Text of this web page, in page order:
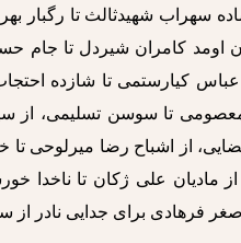
سهراب شهیدثالث تا رگبار
اومد کامران شیردل تا جام
کیارستمی تا شازده
معصومی تا سوسن تسلیمی، از
از اشباح رضا
از مادیان علی ژکان تا ناخدا
فرهادی برای جدایی نادر